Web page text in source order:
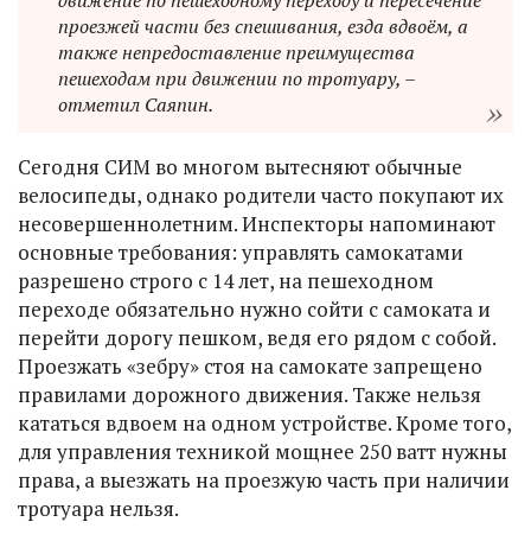
проезжей части без спешивания, езда вдвоём, а
также непредоставление преимущества
пешеходам при движении по тротуару, –
отметил Саяпин.
Сегодня СИМ во многом вытесняют обычные
велосипеды, однако родители часто покупают их
несовершеннолетним. Инспекторы напоминают
основные требования: управлять самокатами
разрешено строго с 14 лет, на пешеходном
переходе обязательно нужно сойти с самоката и
перейти дорогу пешком, ведя его рядом с собой.
Проезжать «зебру» стоя на самокате запрещено
правилами дорожного движения. Также нельзя
кататься вдвоем на одном устройстве. Кроме того,
для управления техникой мощнее 250 ватт нужны
права, а выезжать на проезжую часть при наличии
тротуара нельзя.